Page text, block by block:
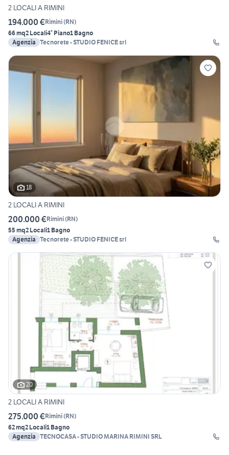
2 LOCALI A RIMINI
194.000 €Rimini(RN)
66 mq2 Locali4° Piano1 Bagno
Agenzia Tecnorete - STUDIO FENICE srl
18
2 LOCALI A RIMINI
200.000 €Rimini(RN)
55 mq2 Locali1 Bagno
Agenzia Tecnorete - STUDIO FENICE srl
20
2 LOCALI A RIMINI
275.000 €Rimini(RN)
62 mq2 Locali1 Bagno
Agenzia TECNOCASA - STUDIO MARINA RIMINI SRL